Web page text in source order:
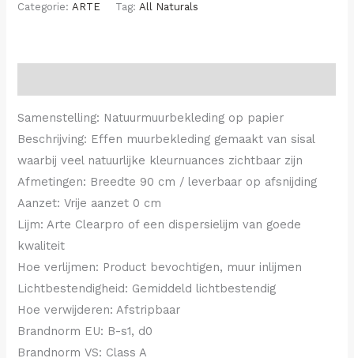
Categorie:ARTE Tag:All Naturals
Samenstelling: Natuurmuurbekleding op papier
Beschrijving: Effen muurbekleding gemaakt van sisal
waarbij veel natuurlijke kleurnuances zichtbaar zijn
Afmetingen: Breedte 90 cm / leverbaar op afsnijding
Aanzet: Vrije aanzet 0 cm
Lijm: Arte Clearpro of een dispersielijm van goede
kwaliteit
Hoe verlijmen: Product bevochtigen, muur inlijmen
Lichtbestendigheid: Gemiddeld lichtbestendig
Hoe verwijderen: Afstripbaar
Brandnorm EU: B-s1, d0
Brandnorm VS: Class A